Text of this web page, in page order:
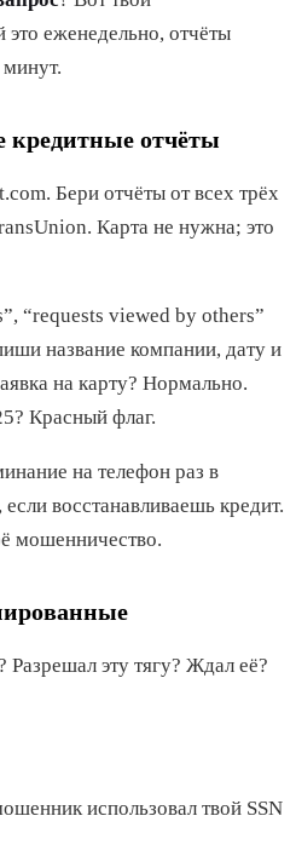
еженедельно, отчёты
кредитные отчёты
Бери отчёты от всех трёх
Карта не нужна; это
“requests viewed by others”
название компании, дату и
на карту? Нормально.
Красный флаг.
на телефон раз в
восстанавливаешь кредит.
мошенничество.
Разрешал эту тягу? Ждал её?
использовал твой SSN